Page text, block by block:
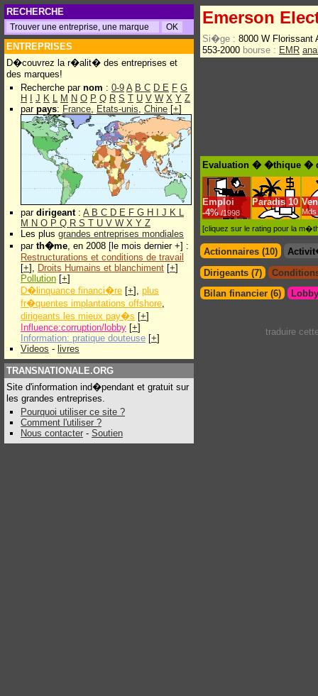
RECHERCHE
ENTREPRISES
D�couvrez la r�alit� des entreprises et
des marques!
Recherche par nom : 0-9 A B C D E F G
H
J K L M N O P Q R S T U V W X Y Z
par pays: France, Etats-unis, Chine [+]
par dirigeant: A B C D E F G H J K L
M N O P Q R S T U V W X Y Z
Les plus grandes entreprises mondiales
par th�me, en 2008 [le mois dernier +] :
Restructurations et conditions de travail
[+], Droits Humains et blanchiment [+]
Pollution [+]
D�linquance financi�re [+], plus
fr�quentes implantations offshore,
dirigeants les mieux pay�s [+]
Influence:corruption/lobby [+]
Information: pratique douteuse [+]
Videos - livres
TRANSNATIONALE.ORG
Site d'information ind�pendant et gratuit sur
les grandes entreprises.
Pourquoi utiliser ce site ?
Comment l'utiliser ?
Nous contacter - Soutien
Emerson
Si�ge : 8000 W
553-2000 bourse : EMR
Evaluation � �thique �
Emploi
-4% /1998
Paradis 10
[cliquez sur le rating pour la
Actionnaires (10)
Dirigeants (7)
Bilan financier (6)
traduire